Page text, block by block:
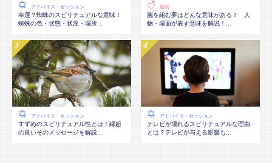
アドバイス・セッション
幸運？蜘蛛のスピリチュアルな意味！
蜘蛛の色・状態・状況・場所...
婚活
腕を組む夢はどんな意味がある？ 人
物・場面が表す意味を解説！...
アドバイス・セッション
すずめのスピリチュアル性とは！縁起
の良いそのメッセージを解説...
アドバイス・セッション
テレビが壊れるスピリチュアルな理由
とは？テレビが与える影響も...